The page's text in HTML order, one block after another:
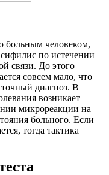
больным человеком,
по истечении
связи. До этого
совсем мало, что
точный диагноз. В
возникает
микрореакции на
больного. Если
тогда тактика